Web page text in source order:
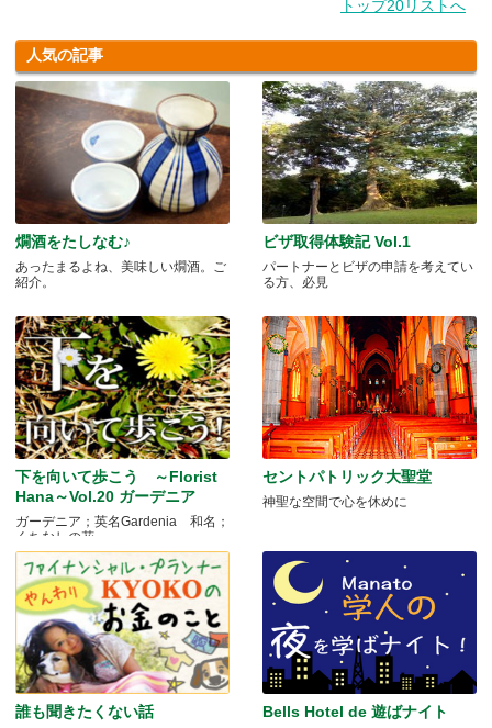
トップ20リストへ
人気の記事
燗酒をたしなむ♪
あったまるよね、美味しい燗酒。ご
紹介。
ビザ取得体験記 Vol.1
パートナーとビザの申請を考えてい
る方、必見
下を向いて歩こう ～Florist
Hana～Vol.20 ガーデニア
ガーデニア；英名Gardenia 和名；
くちなしの花 .....
セントパトリック大聖堂
神聖な空間で心を休めに
誰も聞きたくない話 Bells Hotel de 遊ばナイト